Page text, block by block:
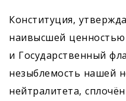
Конституция,
наивысшей ценностью
и Государственный
незыблемость нашей
нейтралитета,